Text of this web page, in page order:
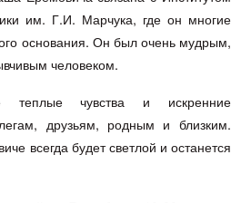
им. Г.И. Марчука, где он многие
основания. Он был очень мудрым,
человеком.
чувства и искренние
друзьям, родным и близким.
всегда будет светлой и останется